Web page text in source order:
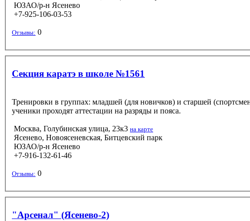
ЮЗАО/р-н Ясенево
+7-925-106-03-53
Отзывы: 0
Секция каратэ в школе №1561
Тренировки в группах: младшей (для новичков) и старшей
ученики проходят аттестации на разряды и пояса.
Москва, Голубинская улица, 23к3 на карте
Ясенево, Новоясеневская, Битцевский парк
ЮЗАО/р-н Ясенево
+7-916-132-61-46
Отзывы: 0
"Арсенал" (Ясенево-2)